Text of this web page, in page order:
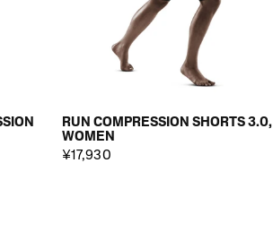
RUN COMPRESSION SHORTS 3.0,
WOMEN
¥17,930